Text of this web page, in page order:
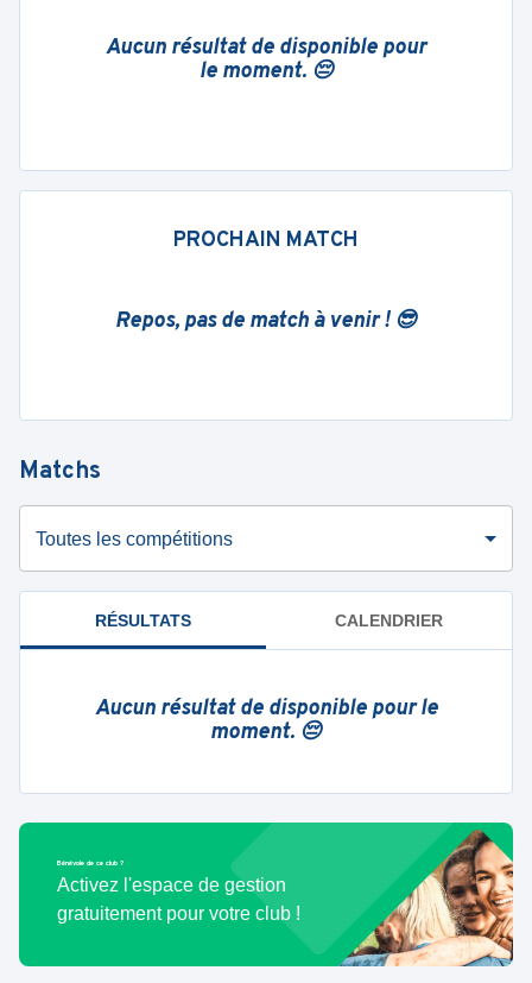
Aucun résultat de disponible pour
le moment. 😔
PROCHAIN MATCH
Repos, pas de match à venir ! 😎
Matchs
Toutes les compétitions
RÉSULTATS CALENDRIER
Aucun résultat de disponible pour le
moment. 😔
Bénévole de ce club ?
Activez l'espace de gestion
gratuitement pour votre club !